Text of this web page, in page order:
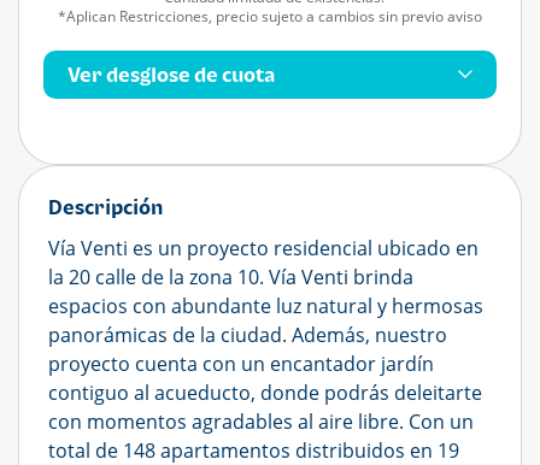
Descripción
Vía Venti es un proyecto residencial ubicado en
la 20 calle de la zona 10. Vía Venti brinda
espacios con abundante luz natural y hermosas
panorámicas de la ciudad. Además, nuestro
proyecto cuenta con un encantador jardín
contiguo al acueducto, donde podrás deleitarte
con momentos agradables al aire libre. Con un
total de 148 apartamentos distribuidos en 19
Ver desglose de cuota
*Aplican Restricciones, precio sujeto a cambios sin previo aviso